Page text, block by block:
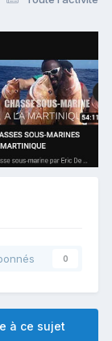
0
à ce sujet